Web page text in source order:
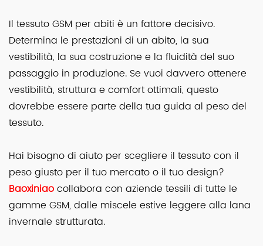
Il tessuto GSM per abiti è un fattore decisivo.
Determina le prestazioni di un abito, la sua
vestibilità, la sua costruzione e la fluidità del suo
passaggio in produzione. Se vuoi davvero ottenere
vestibilità, struttura e comfort ottimali, questo
dovrebbe essere parte della tua guida al peso del
tessuto.
Hai bisogno di aiuto per scegliere il tessuto con il
peso giusto per il tuo mercato o il tuo design?
Baoxiniaocollabora con aziende tessili di tutte le
gamme GSM, dalle miscele estive leggere alla lana
invernale strutturata.